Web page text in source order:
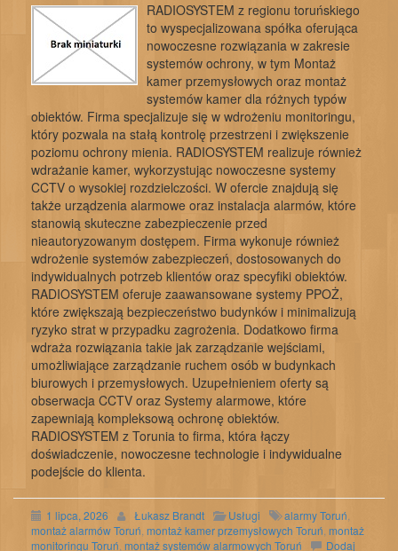
RADIOSYSTEM z regionu toruńskiego
to wyspecjalizowana spółka oferująca
nowoczesne rozwiązania w zakresie
systemów ochrony, w tym Montaż
kamer przemysłowych oraz montaż
systemów kamer dla różnych typów
obiektów. Firma specjalizuje się w wdrożeniu monitoringu,
który pozwala na stałą kontrolę przestrzeni i zwiększenie
poziomu ochrony mienia. RADIOSYSTEM realizuje również
wdrażanie kamer, wykorzystując nowoczesne systemy
CCTV o wysokiej rozdzielczości. W ofercie znajdują się
także urządzenia alarmowe oraz instalacja alarmów, które
stanowią skuteczne zabezpieczenie przed
nieautoryzowanym dostępem. Firma wykonuje również
wdrożenie systemów zabezpieczeń, dostosowanych do
indywidualnych potrzeb klientów oraz specyfiki obiektów.
RADIOSYSTEM oferuje zaawansowane systemy PPOŻ,
które zwiększają bezpieczeństwo budynków i minimalizują
ryzyko strat w przypadku zagrożenia. Dodatkowo firma
wdraża rozwiązania takie jak zarządzanie wejściami,
umożliwiające zarządzanie ruchem osób w budynkach
biurowych i przemysłowych. Uzupełnieniem oferty są
obserwacja CCTV oraz Systemy alarmowe, które
zapewniają kompleksową ochronę obiektów.
RADIOSYSTEM z Torunia to firma, która łączy
doświadczenie, nowoczesne technologie i indywidualne
podejście do klienta.
1 lipca, 2026 Łukasz Brandt Usługi alarmy Toruń
montaż alarmów Toruń montaż kamer przemysłowych Toruń montaż
monitoringu Toruń montaż systemów alarmowych Toruń Dodaj